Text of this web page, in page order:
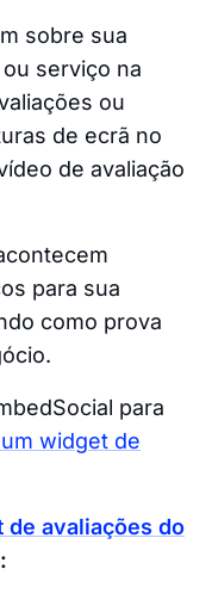
sobre sua
serviço na
ou
de ecrã no
de avaliação
para sua
como prova
para
widget de
de avaliações do